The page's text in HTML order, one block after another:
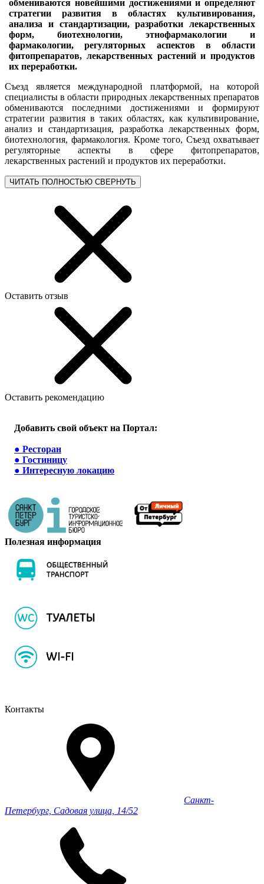
обмениваются новейшими достижениями и определяют
стратегии развития в областях культивирования,
анализа и стандартизации, разработки лекарственных
форм, биотехнологии, этнофармакологии и
фармакологии, регуляторных аспектов в области
фитопрепаратов, лекарственных растений и продуктов
их переработки.
Съезд является международной платформой, на которой
специалисты в области природных лекарственных препаратов
обмениваются последними достижениями и формируют
стратегии развития в таких областях, как культивирование,
анализ и стандартизация, разработка лекарственных форм,
биотехнология, фармакология. Кроме того, Съезд охватывает
регуляторные аспекты в сфере фитопрепаратов,
лекарственных растений и продуктов их переработки.
ЧИТАТЬ ПОЛНОСТЬЮ СВЕРНУТЬ
Оставить отзыв
Оставить рекомендацию
Добавить свой объект на Портал:
● Ресторан
● Гостиницу
● Интересную локацию
Полезная информация
Контакты
Санкт-
Петербург, Садовая улица, 14/52